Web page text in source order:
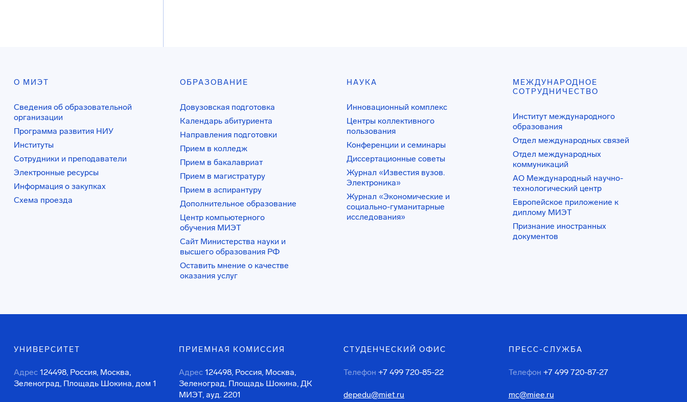
О МИЭТ
Сведения об образовательной
организации
Программа развития НИУ
Институты
Сотрудники и преподаватели
Электронные ресурсы
Информация о закупках
Схема проезда
ОБРАЗОВАНИЕ
Довузовская подготовка
Календарь абитуриента
Направления подготовки
Прием в колледж
Прием в бакалавриат
Прием в магистратуру
Прием в аспирантуру
Дополнительное образование
Центр компьютерного
обучения МИЭТ
Сайт Министерства науки и
высшего образования РФ
Оставить мнение о качестве
оказания услуг
НАУКА
Инновационный комплекс
Центры коллективного
пользования
Конференции и семинары
Диссертационные советы
Журнал «Известия вузов.
Электроника»
Журнал «Экономические и
социально-гуманитарные
исследования»
МЕЖДУНАРОДНОЕ
СОТРУДНИЧЕСТВО
Институт международного
образования
Отдел международных связей
Отдел международных
коммуникаций
АО Международный научно-
технологический центр
Европейское приложение к
диплому МИЭТ
Признание иностранных
документов
УНИВЕРСИТЕТ
Адрес 124498, Россия, Москва,
Зеленоград, Площадь Шокина, дом 1
ПРИЕМНАЯ КОМИССИЯ
Адрес 124498, Россия, Москва,
Зеленоград, Площадь Шокина, ДК
МИЭТ, ауд. 2201
СТУДЕНЧЕСКИЙ ОФИС
Телефон +7 499 720-85-22
depedu@miet.ru
ПРЕСС-СЛУЖБА
Телефон +7 499 720-87-27
mc@miee.ru